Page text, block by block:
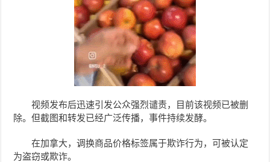
视频发布后迅速引发公众强烈谴责，目前该视频已被删
除。但截图和转发已经广泛传播，事件持续发酵。
在加拿大，调换商品价格标签属于欺诈行为，可被认定
为盗窃或欺诈。